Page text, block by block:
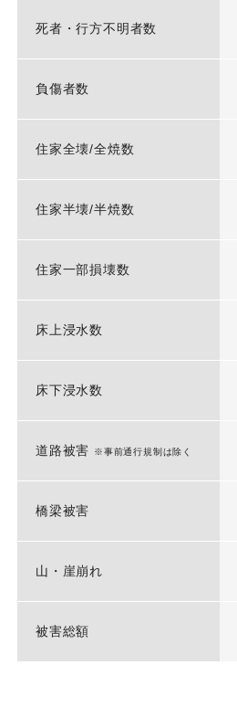
死者・行方不明者数
負傷者数
住家全壊/全焼数
住家半壊/半焼数
住家一部損壊数
床上浸水数
床下浸水数
道路被害 ※事前通行規制は除く
橋梁被害
山・崖崩れ
被害総額